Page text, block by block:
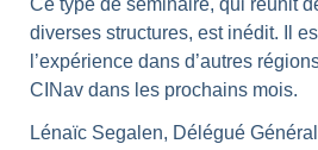
Ce type de séminaire, qui réunit
diverses structures, est inédit. Il
l’expérience dans d’autres
CINav dans les prochains mois.
Lénaïc Segalen, Délégué